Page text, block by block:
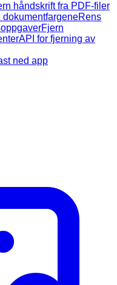
håndskrift fra PDF-filer
dokumentfargeneRens
Fjern
API for fjerning av
ned app